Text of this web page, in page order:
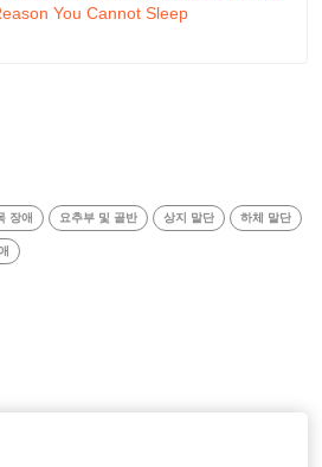
You Cannot Sleep
장애 요추부 및 골반 상지 말단 하체 말단